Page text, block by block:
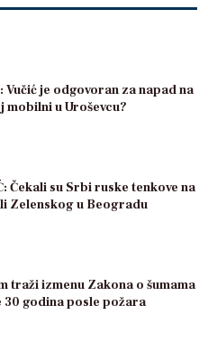
je odgovoran za napad na
mobilni u Uroševcu?
Čekali su Srbi ruske tenkove na
Zelenskog u Beogradu
traži izmenu Zakona o šumama
godina posle požara